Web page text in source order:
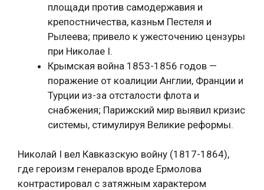
площади против самодержавия и
крепостничества, казньм Пестеля и
Рылеева; привело к ужесточению цензуры
при Николае I.
Крымская война 1853-1856 годов —
поражение от коалиции Англии, Франции и
Турции из-за отсталости флота и
снабжения; Парижский мир выявил кризис
системы, стимулируя Великие реформы.
Николай I вел Кавказскую войну (1817-1864),
где героизм генералов вроде Ермолова
контрастировал с затяжным характером